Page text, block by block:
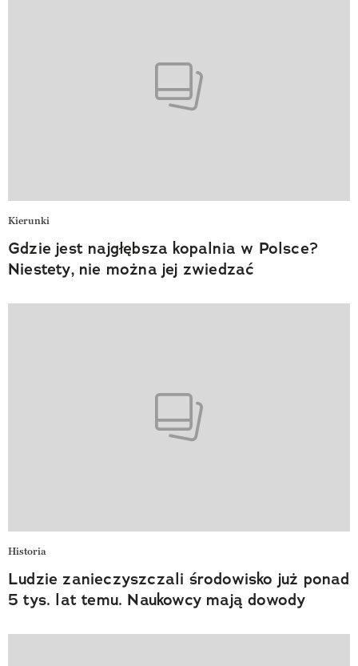
Kierunki
Gdzie jest najgłębsza kopalnia w Polsce?
Niestety, nie można jej zwiedzać
Historia
Ludzie zanieczyszczali środowisko już ponad
5 tys. lat temu. Naukowcy mają dowody